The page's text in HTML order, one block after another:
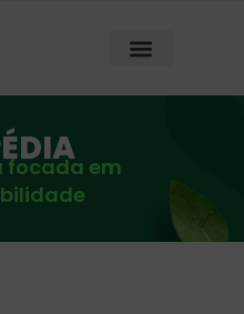
focada em